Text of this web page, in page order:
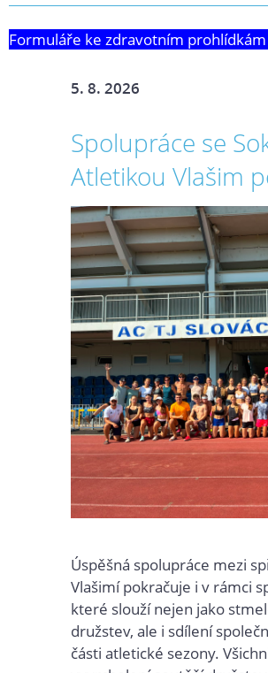
Formuláře ke zdravotním prohlídkám
5. 8. 2026
Spolupráce se
Atletikou Vlašim
Úspěšná spolupráce mezi
Vlašimí pokračuje i v rámci
které slouží nejen jako
družstev, ale i sdílení
části atletické sezony.